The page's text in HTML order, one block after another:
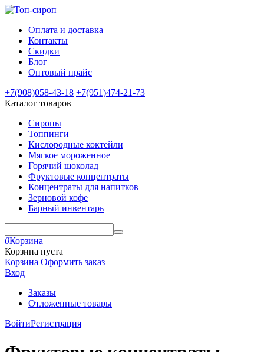
Оплата и доставка
Контакты
Скидки
Блог
Оптовый прайс
+7(908)058-43-18 +7(951)474-21-73
Каталог товаров
Сиропы
Топпинги
Кислородные коктейли
Мягкое мороженное
Горячий шоколад
Фруктовые концентраты
Концентраты для напитков
Зерновой кофе
Барный инвентарь
0Корзина
Корзина пуста
Корзина Оформить заказ
Вход
Заказы
Отложенные товары
ВойтиРегистрация